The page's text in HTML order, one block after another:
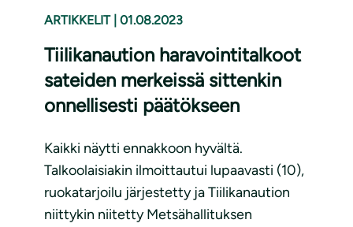
ARTIKKELIT 01.08.2023
Tiilikanaution haravointitalkoot
sateiden merkeissä sittenkin
onnellisesti päätökseen
Kaikki näytti ennakkoon hyvältä.
Talkoolaisiakin ilmoittautui lupaavasti (10),
ruokatarjoilu järjestetty ja Tiilikanaution
niittykin niitetty Metsähallituksen